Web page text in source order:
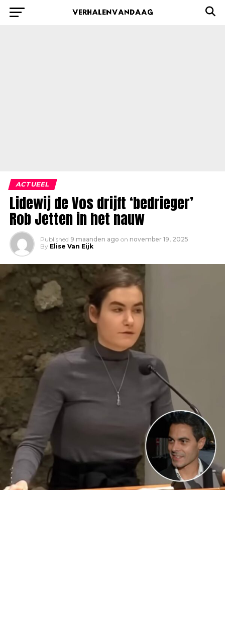
ACTUEEL
Lidewij de Vos drijft ‘bedrieger’
Rob Jetten in het nauw
Published 9 maanden ago on november 19, 2025
By Elise Van Eijk